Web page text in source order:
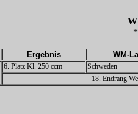
Ergebnis WM-
6. Platz Kl. 250 ccm
Schweden
18. Endrang